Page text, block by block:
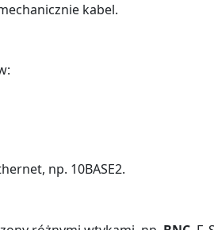
kabel.
np. 10BASE2.